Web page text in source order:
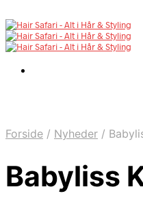
Forside / Nyheder /
Babyliss